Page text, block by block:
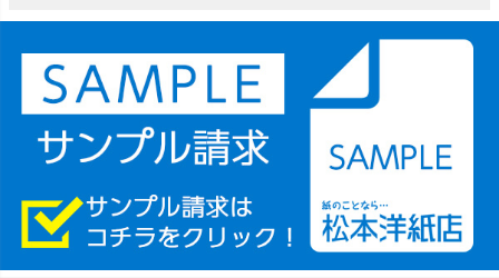
ーSC-P8050に対応してますか
塩ビのロール紙で離型紙が透明の商品はありますか
つや消し半透明ラベルのロールタイプはありますか？
縦420mm×横650mmの包装紙に適した紙はありますか？